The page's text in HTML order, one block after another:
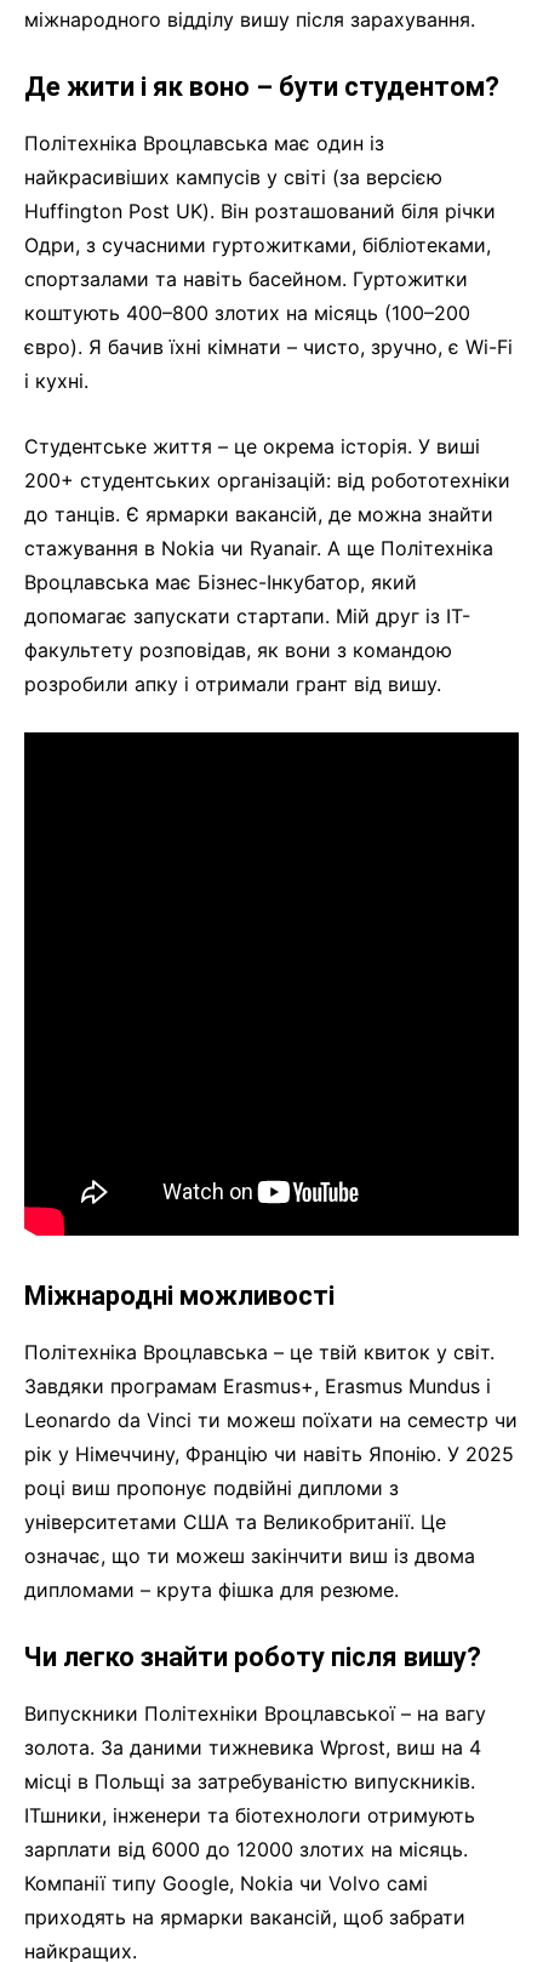
міжнародного відділу вишу після зарахування.
Де жити і як воно – бути студентом?
Політехніка Вроцлавська має один із
найкрасивіших кампусів у світі (за версією
Huffington Post UK). Він розташований біля річки
Одри, з сучасними гуртожитками, бібліотеками,
спортзалами та навіть басейном. Гуртожитки
коштують 400–800 злотих на місяць (100–200
євро). Я бачив їхні кімнати – чисто, зручно, є Wi-Fi
і кухні.
Студентське життя – це окрема історія. У виші
200+ студентських організацій: від робототехніки
до танців. Є ярмарки вакансій, де можна знайти
стажування в Nokia чи Ryanair. А ще Політехніка
Вроцлавська має Бізнес-Інкубатор, який
допомагає запускати стартапи. Мій друг із ІТ-
факультету розповідав, як вони з командою
розробили апку і отримали грант від вишу.
Міжнародні можливості
Політехніка Вроцлавська – це твій квиток у світ.
Завдяки програмам Erasmus+, Erasmus Mundus і
Leonardo da Vinci ти можеш поїхати на семестр чи
рік у Німеччину, Францію чи навіть Японію. У 2025
році виш пропонує подвійні дипломи з
університетами США та Великобританії. Це
означає, що ти можеш закінчити виш із двома
дипломами – крута фішка для резюме.
Чи легко знайти роботу після вишу?
Випускники Політехніки Вроцлавської – на вагу
золота. За даними тижневика Wprost, виш на 4
місці в Польщі за затребуваністю випускників.
ІТшники, інженери та біотехнологи отримують
зарплати від 6000 до 12000 злотих на місяць.
Компанії типу Google, Nokia чи Volvo самі
приходять на ярмарки вакансій, щоб забрати
найкращих.